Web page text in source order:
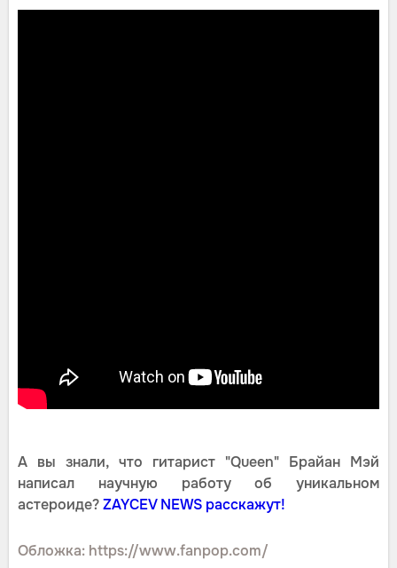
А вы знали, что гитарист "Queen" Брайан Мэй
написал научную работу об уникальном
астероиде?ZAYCEV NEWS расскажут!
Обложка: https://www.fanpop.com/